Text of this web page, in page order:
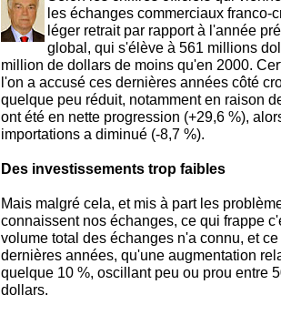
les échanges commerciaux franco-
léger retrait par rapport à l'année
global, qui s'élève à 561 millions
million de dollars de moins qu'en 2000.
l'on a accusé ces dernières années côté
quelque peu réduit, notamment en raison
ont été en nette progression (+29,6 %),
importations a diminué (-8,7 %).
Des investissements trop faibles
Mais malgré cela, et mis à part les
connaissent nos échanges, ce qui frappe
volume total des échanges n'a connu, et
dernières années, qu'une augmentation
quelque 10 %, oscillant peu ou prou entre
dollars.